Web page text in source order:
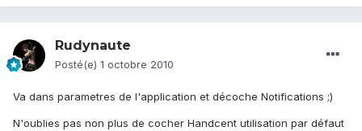
Rudynaute
Posté(e) 1 octobre 2010
Va dans parametres de l'application et décoche Notifications ;)
N'oublies pas non plus de cocher Handcent utilisation par défaut